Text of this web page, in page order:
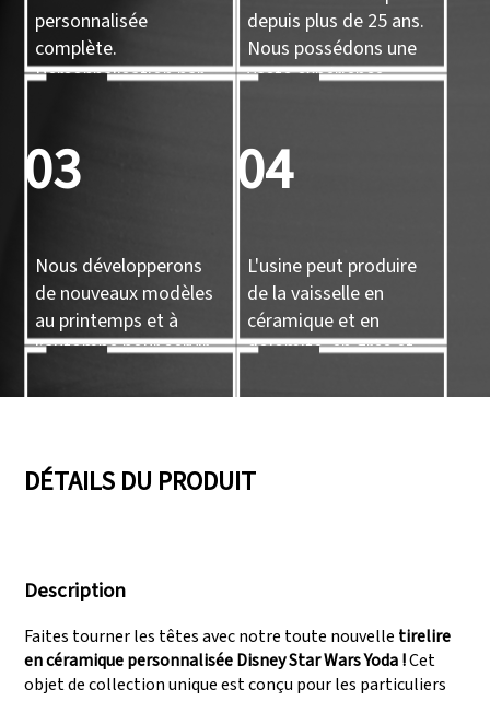
personnalisée
complète.
Personnalisation par
moulage 3D.
depuis plus de 25 ans.
Nous possédons une
vaste expérience.
03
Nous développerons
de nouveaux modèles
au printemps et à
l’automne pour servir
clients.
04
L'usine peut produire
de la vaisselle en
céramique et en
dolomite, en grès et
des objets artisanaux
05
production capables
grandes demandes de
production.
TARGET
DÉTAILS DU PRODUIT
Description
Faites tourner les têtes avec notre toute nouvelle tirelire
en céramique personnalisée Disney Star Wars Yoda !Cet
objet de collection unique est conçu pour les particuliers